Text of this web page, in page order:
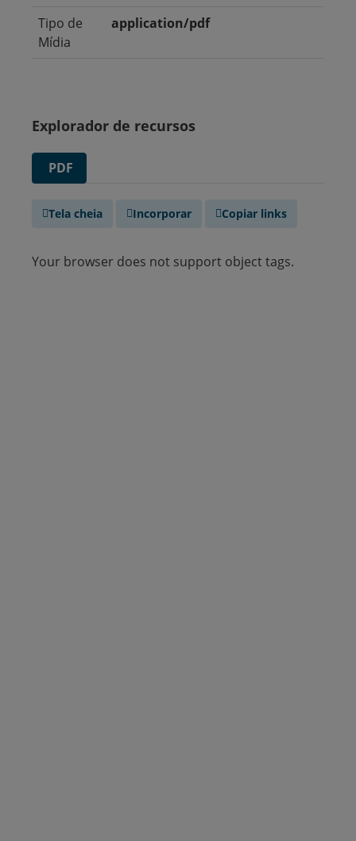
Tipo de
Mídia
application/pdf
Explorador de recursos
PDF
Tela cheia Incorporar Copiar links
Your browser does not support object tags.